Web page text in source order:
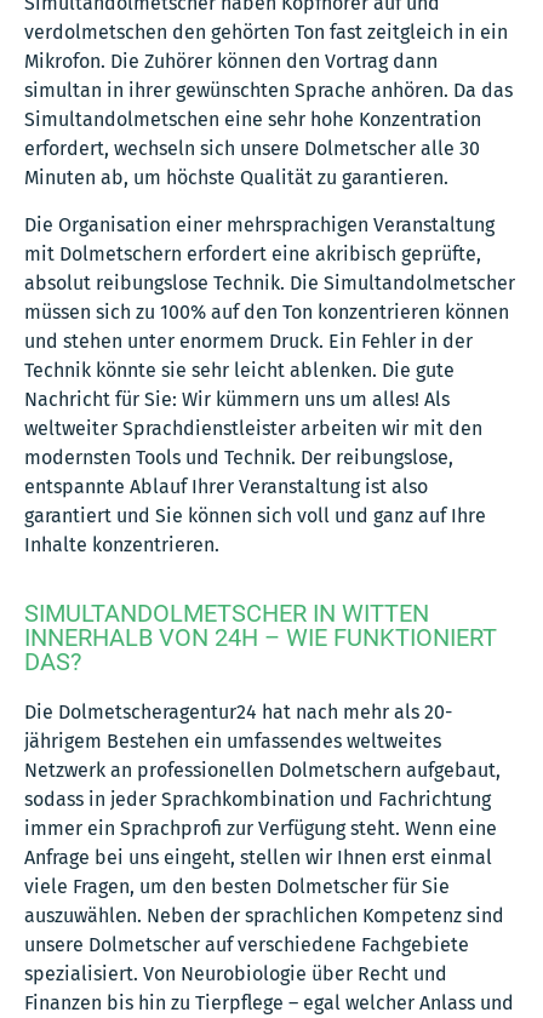
verdolmetschen den gehörten Ton fast zeitgleich in ein
Mikrofon. Die Zuhörer können den Vortrag dann
simultan in ihrer gewünschten Sprache anhören. Da das
Simultandolmetschen eine sehr hohe Konzentration
erfordert, wechseln sich unsere Dolmetscher alle 30
Minuten ab, um höchste Qualität zu garantieren.
Die Organisation einer mehrsprachigen Veranstaltung
mit Dolmetschern erfordert eine akribisch geprüfte,
absolut reibungslose Technik. Die Simultandolmetscher
müssen sich zu 100% auf den Ton konzentrieren können
und stehen unter enormem Druck. Ein Fehler in der
Technik könnte sie sehr leicht ablenken. Die gute
Nachricht für Sie: Wir kümmern uns um alles! Als
weltweiter Sprachdienstleister arbeiten wir mit den
modernsten Tools und Technik. Der reibungslose,
entspannte Ablauf Ihrer Veranstaltung ist also
garantiert und Sie können sich voll und ganz auf Ihre
Inhalte konzentrieren.
SIMULTANDOLMETSCHER IN WITTEN
INNERHALB VON 24H – WIE FUNKTIONIERT
DAS?
Die Dolmetscheragentur24 hat nach mehr als 20-
jährigem Bestehen ein umfassendes weltweites
Netzwerk an professionellen Dolmetschern aufgebaut,
sodass in jeder Sprachkombination und Fachrichtung
immer ein Sprachprofi zur Verfügung steht. Wenn eine
Anfrage bei uns eingeht, stellen wir Ihnen erst einmal
viele Fragen, um den besten Dolmetscher für Sie
auszuwählen. Neben der sprachlichen Kompetenz sind
unsere Dolmetscher auf verschiedene Fachgebiete
spezialisiert. Von Neurobiologie über Recht und
Finanzen bis hin zu Tierpflege – egal welcher Anlass und